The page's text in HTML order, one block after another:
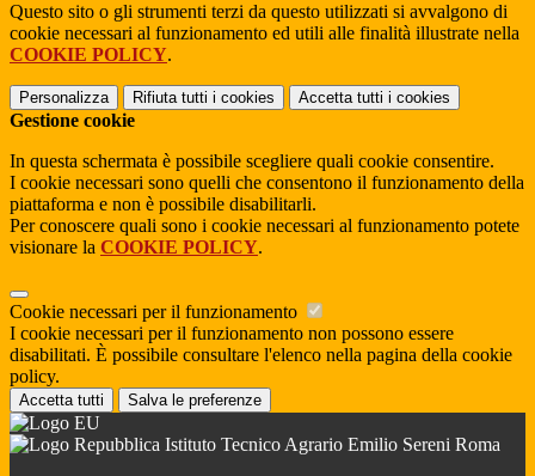
Questo sito o gli strumenti terzi da questo utilizzati si avvalgono di
cookie necessari al funzionamento ed utili alle finalità illustrate nella
COOKIE POLICY.
Personalizza Rifiuta tutti i cookies Accetta tutti i cookies
Gestione cookie
In questa schermata è possibile scegliere quali cookie consentire.
I cookie necessari sono quelli che consentono il funzionamento della
piattaforma e non è possibile disabilitarli.
Per conoscere quali sono i cookie necessari al funzionamento potete
visionare la COOKIE POLICY.
Cookie necessari per il funzionamento
I cookie necessari per il funzionamento non possono essere
disabilitati. È possibile consultare l'elenco nella pagina della cookie
policy.
Accetta tutti Salva le preferenze
Istituto Tecnico Agrario Emilio Sereni Roma